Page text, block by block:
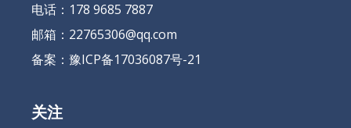
电话：178 9685 7887
邮箱：22765306@qq.com
备案： 豫ICP备17036087号-21
关注